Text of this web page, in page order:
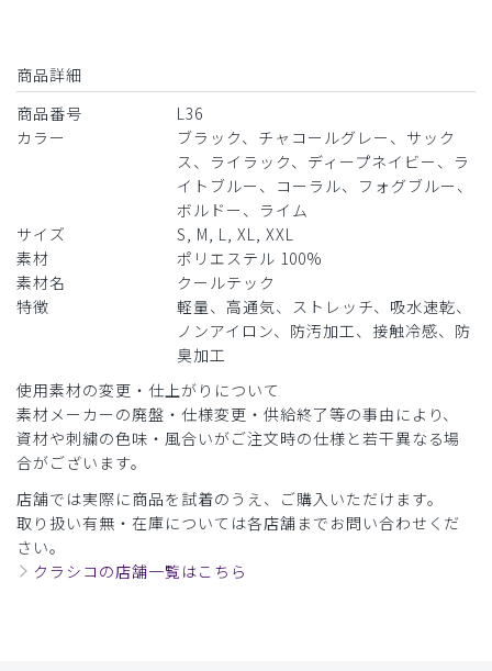
商品詳細
商品番号
L36
カラー
ブラック、チャコールグレー、サック
ス、ライラック、ディープネイビー、ラ
イトブルー、コーラル、フォグブルー、
ボルドー、ライム
サイズ
S, M, L, XL, XXL
素材
ポリエステル 100%
素材名
クールテック
特徴
軽量、高通気、ストレッチ、吸水速乾、
ノンアイロン、防汚加工、接触冷感、防
臭加工
使用素材の変更・仕上がりについて
素材メーカーの廃盤・仕様変更・供給終了等の事由により、
資材や刺繍の色味・風合いがご注文時の仕様と若干異なる場
合がございます。
店舗では実際に商品を試着のうえ、ご購入いただけます。
取り扱い有無・在庫については各店舗までお問い合わせくだ
さい。
クラシコの店舗一覧はこちら